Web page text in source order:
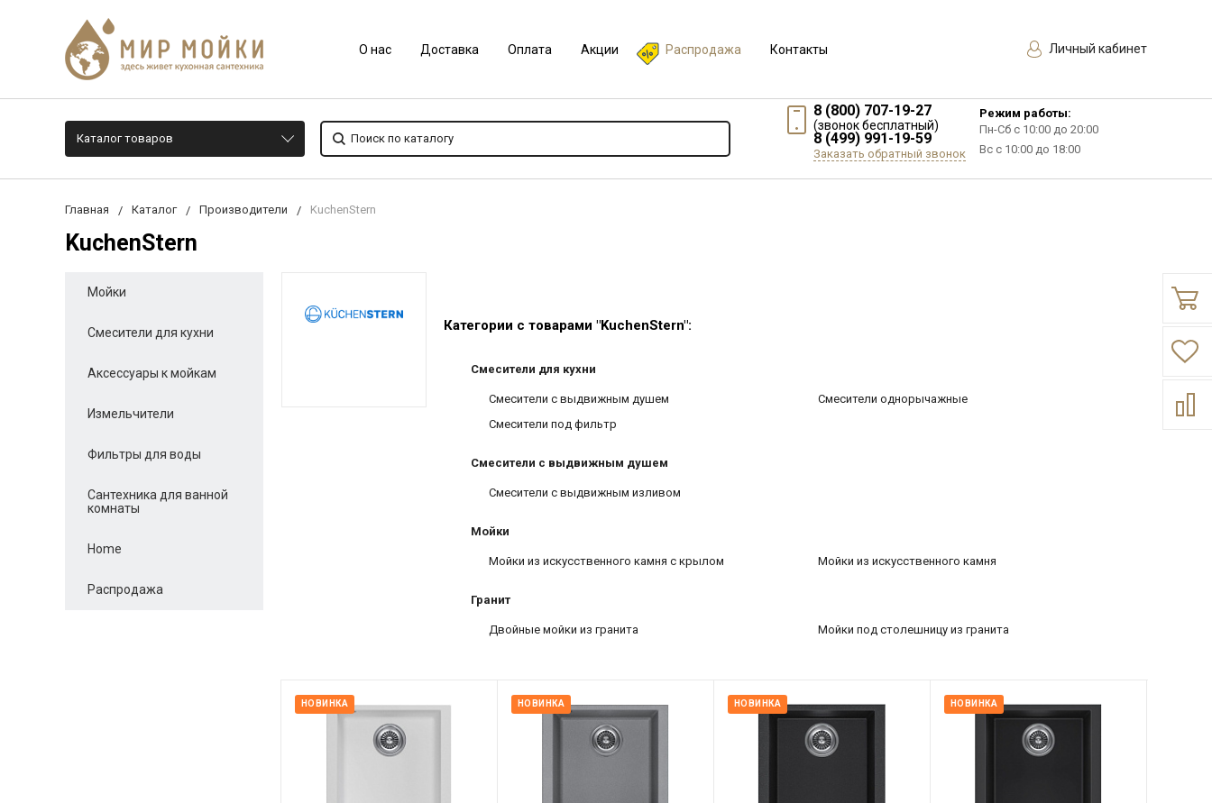
О нас Доставка Оплата Акции Распродажа Контакты Личный кабинет
Каталог товаров
8 (800) 707-19-27
(звонок бесплатный)
8 (499) 991-19-59
Заказать обратный звонок
Режим работы:
Пн-Сб с 10:00 до 20:00
Вс с 10:00 до 18:00
Главная Каталог Производители KuchenStern
KuchenStern
Мойки
Смесители для кухни
Аксессуары к мойкам
Измельчители
Фильтры для воды
Сантехника для ванной
комнаты
Home
Распродажа
Категории с товарами "KuchenStern":
Смесители для кухни
Смесители с выдвижным душем
Смесители однорычажные
Смесители под фильтр
Смесители с выдвижным душем
Смесители с выдвижным изливом
Мойки
Мойки из искусственного камня с крылом Мойки из искусственного камня
Гранит
Двойные мойки из гранита Мойки под столешницу из гранита
НОВИНКА НОВИНКА НОВИНКА НОВИНКА